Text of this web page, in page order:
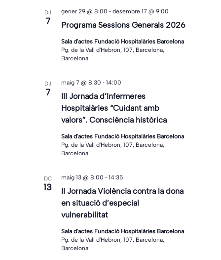
DJ
7 Programa Sessions Generals 2026
gener 29 @ 8:00 - desembre 17 @ 9:00
Sala d'actes Fundació Hospitalàries Barcelona
Pg. de la Vall d'Hebron, 107, Barcelona,
Barcelona
DJ
7
III Jornada d’Infermeres
Hospitalàries “Cuidant amb
valors”. Consciència històrica
maig 7 @ 8:30 - 14:00
Sala d'actes Fundació Hospitalàries Barcelona
Pg. de la Vall d'Hebron, 107, Barcelona,
Barcelona
DC
13
II Jornada Violència contra la dona
en situació d’especial
vulnerabilitat
maig 13 @ 8:00 - 14:35
Sala d'actes Fundació Hospitalàries Barcelona
Pg. de la Vall d'Hebron, 107, Barcelona,
Barcelona